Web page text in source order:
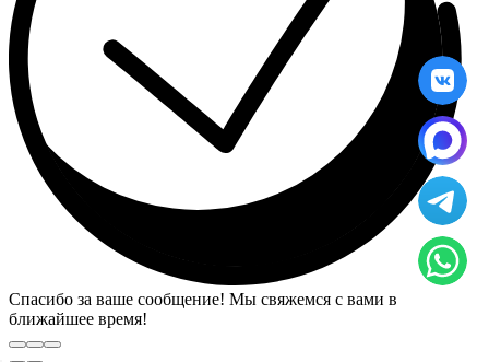
Спасибо за ваше сообщение! Мы свяжемся с вами в
ближайшее время!